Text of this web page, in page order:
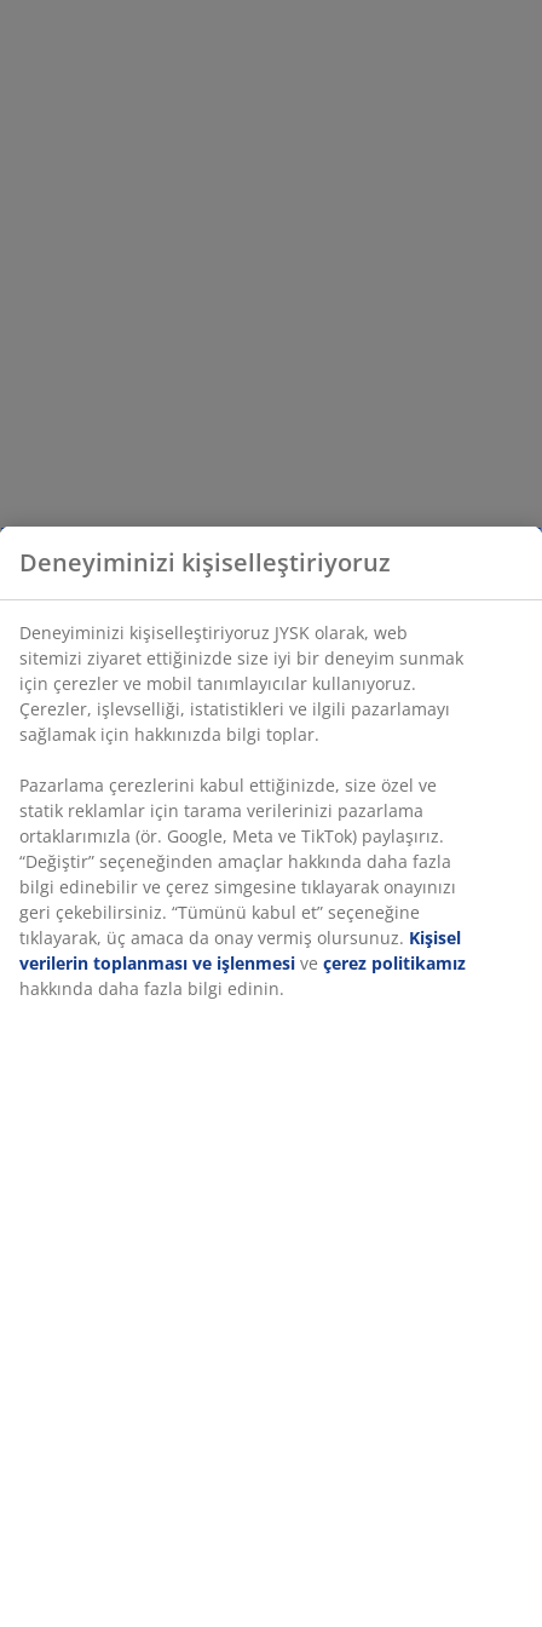
Deneyiminizi kişiselleştiriyoruz
Deneyiminizi kişiselleştiriyoruz JYSK olarak, web
sitemizi ziyaret ettiğinizde size iyi bir deneyim sunmak
için çerezler ve mobil tanımlayıcılar kullanıyoruz.
Çerezler, işlevselliği, istatistikleri ve ilgili pazarlamayı
sağlamak için hakkınızda bilgi toplar.
Pazarlama çerezlerini kabul ettiğinizde, size özel ve
statik reklamlar için tarama verilerinizi pazarlama
ortaklarımızla (ör. Google, Meta ve TikTok) paylaşırız.
“Değiştir” seçeneğinden amaçlar hakkında daha fazla
bilgi edinebilir ve çerez simgesine tıklayarak onayınızı
geri çekebilirsiniz. “Tümünü kabul et” seçeneğine
tıklayarak, üç amaca da onay vermiş olursunuz. Kişisel
verilerin toplanması ve işlenmesi ve çerez politikamız
hakkında daha fazla bilgi edinin.